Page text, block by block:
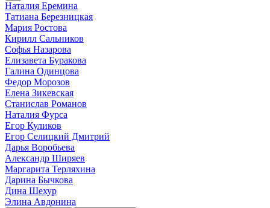
Наталия Еремина
Татиана Березницкая
Мария Ростова
Кирилл Сальников
Софья Назарова
Елизавета Буракова
Галина Одинцова
Федор Морозов
Елена Зикевская
Станислав Романов
Наталия Фурса
Егор Куликов
Егор Селицкий Дмитрий
Дарья Воробьева
Александр Ширяев
Маргарита Терляхина
Дарина Бычкова
Дина Шехур
Элина Авдонина